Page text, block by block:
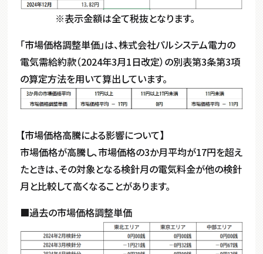
※表示金額は全て税抜となります。
「市場価格調整単価」は、株式会社パルシステム電力の
電気需給約款（2024年3月1日改定）の別表第3条第3項
の算定方法を用いて算出しています。
【市場価格高騰による影響について】
市場価格が高騰し、市場価格の3か月平均が17円を超え
たときは、その対象となる検針月の電気料金が他の検針
月と比較して高くなることがあります。
■過去の市場価格調整単価